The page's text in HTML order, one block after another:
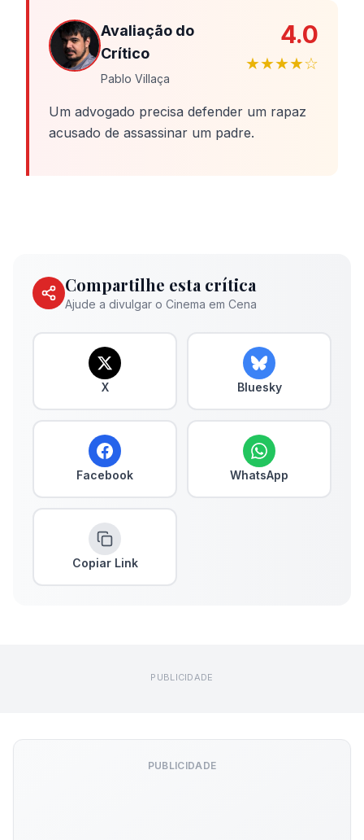
Avaliação do
Crítico
Pablo Villaça
4.0
★★★★☆
Um advogado precisa defender um rapaz
acusado de assassinar um padre.
Compartilhe esta crítica
Ajude a divulgar o Cinema em Cena
X Bluesky
Facebook WhatsApp
Copiar Link
PUBLICIDADE
PUBLICIDADE